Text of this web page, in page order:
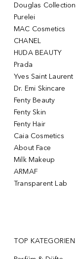
Douglas Collection
Purelei
MAC Cosmetics
CHANEL
HUDA BEAUTY
Prada
Yves Saint Laurent
Dr. Emi Skincare
Fenty Beauty
Fenty Skin
Fenty Hair
Caia Cosmetics
About Face
Milk Makeup
ARMAF
Transparent Lab
TOP KATEGORIEN